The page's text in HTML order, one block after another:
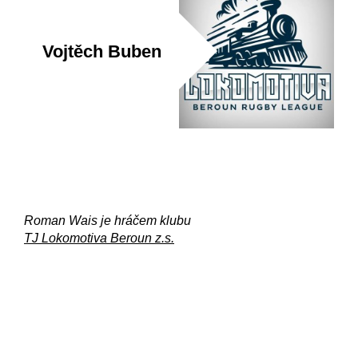
Vojtěch Buben
Roman Wais je hráčem klubu
TJ Lokomotiva Beroun z.s.